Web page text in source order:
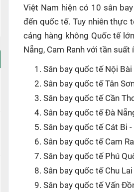
Việt Nam hiện có 10 sân
đến quốc tế. Tuy nhiên thực
cảng hàng không Quốc tế
Nẵng, Cam Ranh với tần suất
Sân bay quốc tế Nội
Sân bay quốc tế Tân
Sân bay quốc tế Cần
Sân bay quốc tế Đà
Sân bay quốc tế Cát Bi
Sân bay quốc tế Cam
Sân bay quốc tế Phú
Sân bay quốc tế Chu
Sân bay quốc tế Vấn